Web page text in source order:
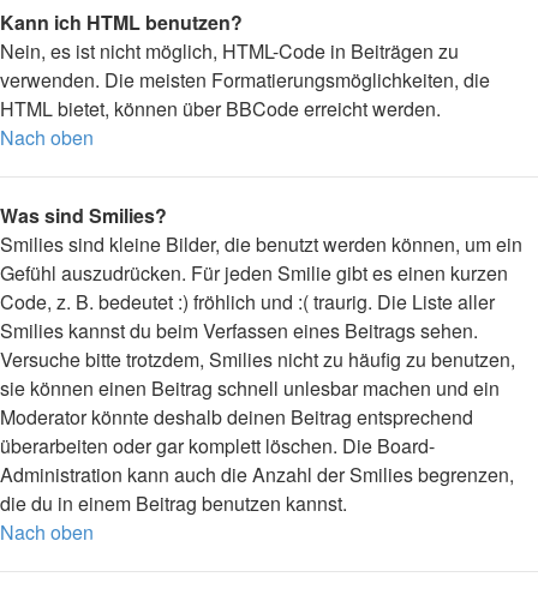
Kann ich HTML benutzen?
Nein, es ist nicht möglich, HTML-Code in Beiträgen zu
verwenden. Die meisten Formatierungsmöglichkeiten, die
HTML bietet, können über BBCode erreicht werden.
Nach oben
Was sind Smilies?
Smilies sind kleine Bilder, die benutzt werden können, um ein
Gefühl auszudrücken. Für jeden Smilie gibt es einen kurzen
Code, z. B. bedeutet :) fröhlich und :( traurig. Die Liste aller
Smilies kannst du beim Verfassen eines Beitrags sehen.
Versuche bitte trotzdem, Smilies nicht zu häufig zu benutzen,
sie können einen Beitrag schnell unlesbar machen und ein
Moderator könnte deshalb deinen Beitrag entsprechend
überarbeiten oder gar komplett löschen. Die Board-
Administration kann auch die Anzahl der Smilies begrenzen,
die du in einem Beitrag benutzen kannst.
Nach oben